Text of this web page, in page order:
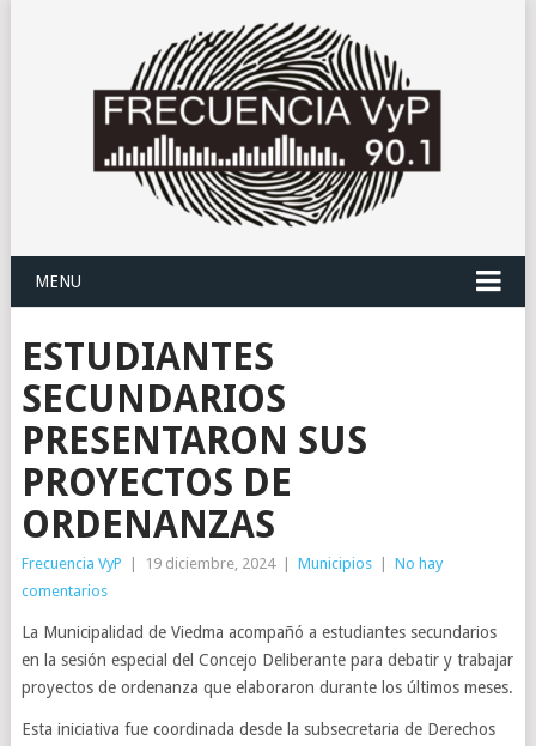
MENU
ESTUDIANTES
SECUNDARIOS
PRESENTARON SUS
PROYECTOS DE
ORDENANZAS
Frecuencia VyP 19 diciembre, 2024 Municipios
No hay
comentarios
La Municipalidad de Viedma acompañó a estudiantes secundarios
en la sesión especial del Concejo Deliberante para debatir y trabajar
proyectos de ordenanza que elaboraron durante los últimos meses.
Esta iniciativa fue coordinada desde la subsecretaria de Derechos